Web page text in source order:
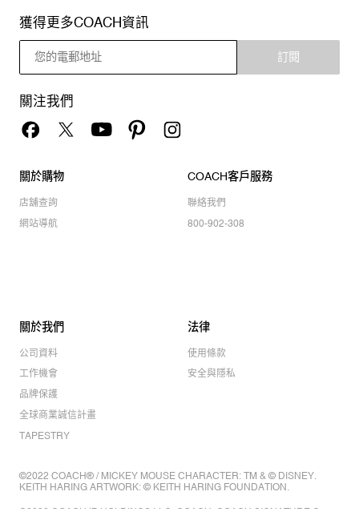
獲得更多COACH資訊
訂閱
關注我們
關於購物
店舖查詢
網站導航
COACH客戶服務
聯絡我們
800-902-308
關於我們
公司資料
工作機會
品牌保護
全球商業誠信計畫
TAPESTRY
法律
使用條款
安全與隱私
©2022 COACH® / MICKEY MOUSE CHARACTER: TM & © DISNEY.
KEITH HARING ARTWORK: © KEITH HARING FOUNDATION.
©2022 COACH IP HOLDINGS LLC. COACH, COACH SIGNATURE C